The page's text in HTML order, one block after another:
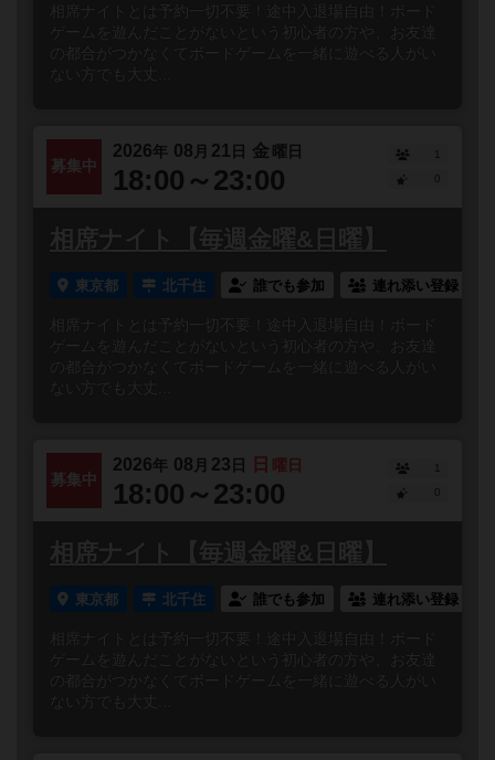
相席ナイトとは予約一切不要！途中入退場自由！ボード
ゲームを遊んだことがないという初心者の方や、お友達
の都合がつかなくてボードゲームを一緒に遊べる人がい
ない方でも大丈...
募集中
2026年 08 月 21 日 金曜日
18:00～23:00
1
相席ナイト【毎週金曜&日曜】
東京都 北千住 誰でも参加 連れ添い登録
相席ナイトとは予約一切不要！途中入退場自由！ボード
ゲームを遊んだことがないという初心者の方や、お友達
の都合がつかなくてボードゲームを一緒に遊べる人がい
ない方でも大丈...
募集中
2026年 08 月 23 日 日 曜日
18:00～23:00
1
相席ナイト【毎週金曜&日曜】
東京都 北千住 誰でも参加 連れ添い登録
相席ナイトとは予約一切不要！途中入退場自由！ボード
ゲームを遊んだことがないという初心者の方や、お友達
の都合がつかなくてボードゲームを一緒に遊べる人がい
ない方でも大丈...